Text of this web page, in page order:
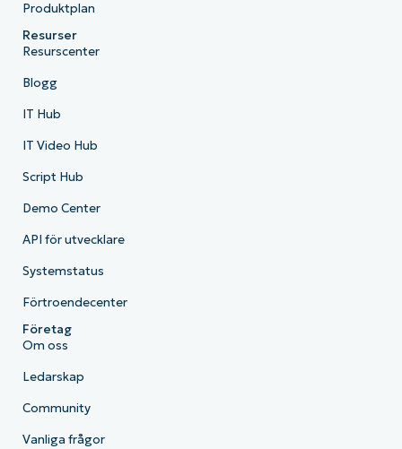
Produktplan
Resurser
Resurscenter
Blogg
IT Hub
IT Video Hub
Script Hub
Demo Center
API för utvecklare
Systemstatus
Förtroendecenter
Företag
Om oss
Ledarskap
Community
Vanliga frågor